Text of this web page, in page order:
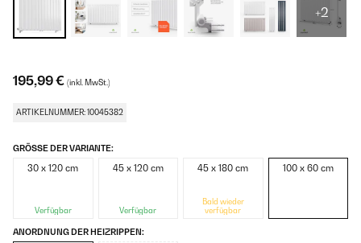
+2
195,99 € (inkl. MwSt.)
ARTIKELNUMMER: 10045382
GRÖSSE DER VARIANTE:
30 x 120 cm
Verfügbar
45 x 120 cm
Verfügbar
45 x 180 cm
Bald wieder
verfügbar
100 x 60 cm
ANORDNUNG DER HEIZRIPPEN: